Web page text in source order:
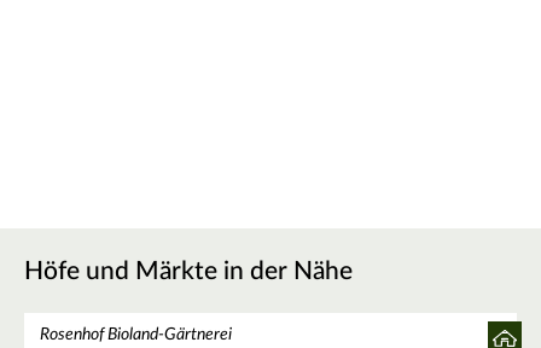
Höfe und Märkte in der Nähe
Rosenhof Bioland-Gärtnerei